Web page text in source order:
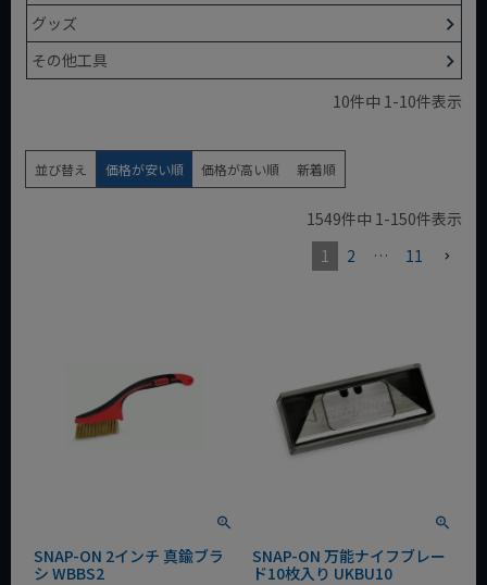
グッズ
その他工具
10件中 1-10件表示
並び替え 価格が安い順 価格が高い順 新着順
1549件中 1-150件表示
1
2 … 11
SNAP-ON 2インチ 真鍮ブラ
シ WBBS2
SNAP-ON 万能ナイフブレー
ド10枚入り UKBU10